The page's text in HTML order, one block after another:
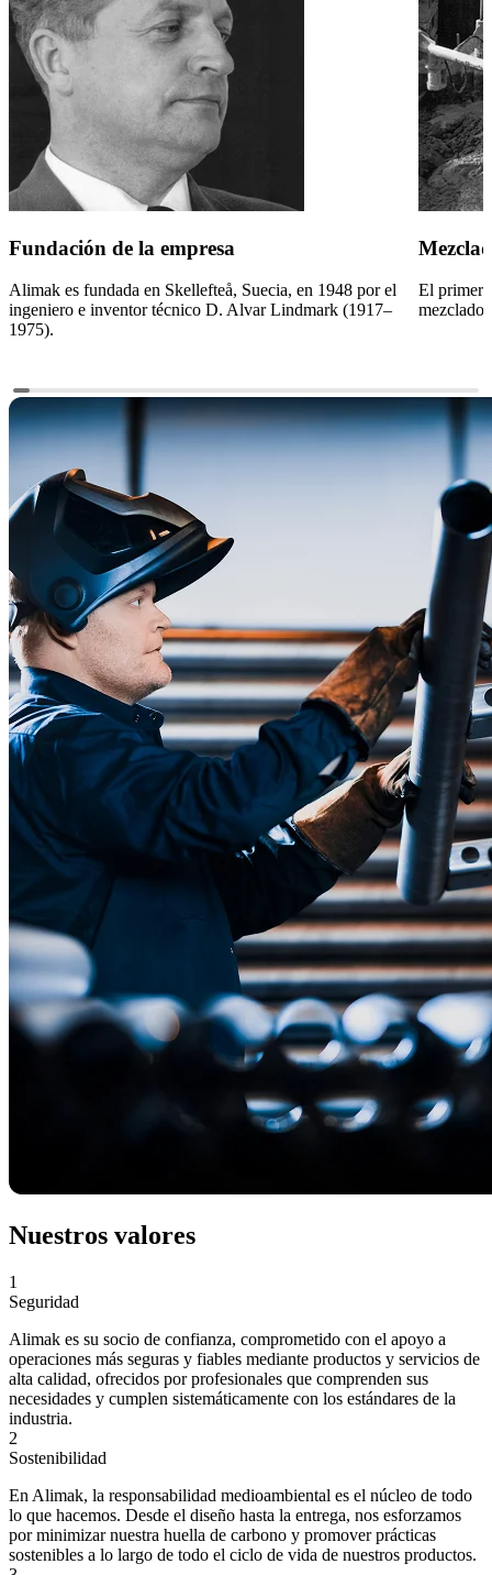
Fundación de la empresa
Alimak es fundada en Skellefteå, Suecia, en 1948 por el
ingeniero e inventor técnico D. Alvar Lindmark (1917–
1975).
El primer
Nuestros valores
1
Seguridad
Alimak es su socio de confianza, comprometido con el apoyo a
operaciones más seguras y fiables mediante productos y servicios de
alta calidad, ofrecidos por profesionales que comprenden sus
necesidades y cumplen sistemáticamente con los estándares de la
industria.
2
Sostenibilidad
En Alimak, la responsabilidad medioambiental es el núcleo de todo
lo que hacemos. Desde el diseño hasta la entrega, nos esforzamos
por minimizar nuestra huella de carbono y promover prácticas
sostenibles a lo largo de todo el ciclo de vida de nuestros productos.